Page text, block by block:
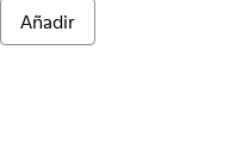
Añadir